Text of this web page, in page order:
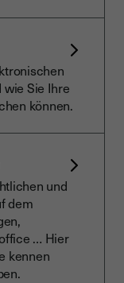
wie Sie Ihre
können.
und
dem
… Hier
kennen